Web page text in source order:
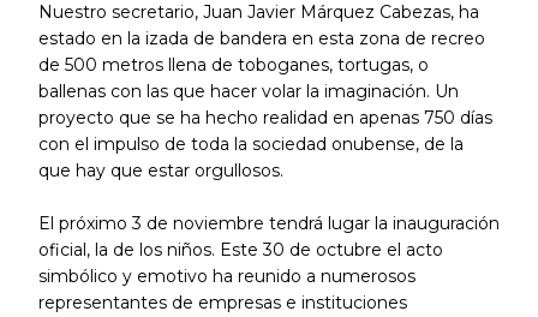
Nuestro secretario, Juan Javier Márquez Cabezas, ha
estado en la izada de bandera en esta zona de recreo
de 500 metros llena de toboganes, tortugas, o
ballenas con las que hacer volar la imaginación. Un
proyecto que se ha hecho realidad en apenas 750 días
con el impulso de toda la sociedad onubense, de la
que hay que estar orgullosos.
El próximo 3 de noviembre tendrá lugar la inauguración
oficial, la de los niños. Este 30 de octubre el acto
simbólico y emotivo ha reunido a numerosos
representantes de empresas e instituciones